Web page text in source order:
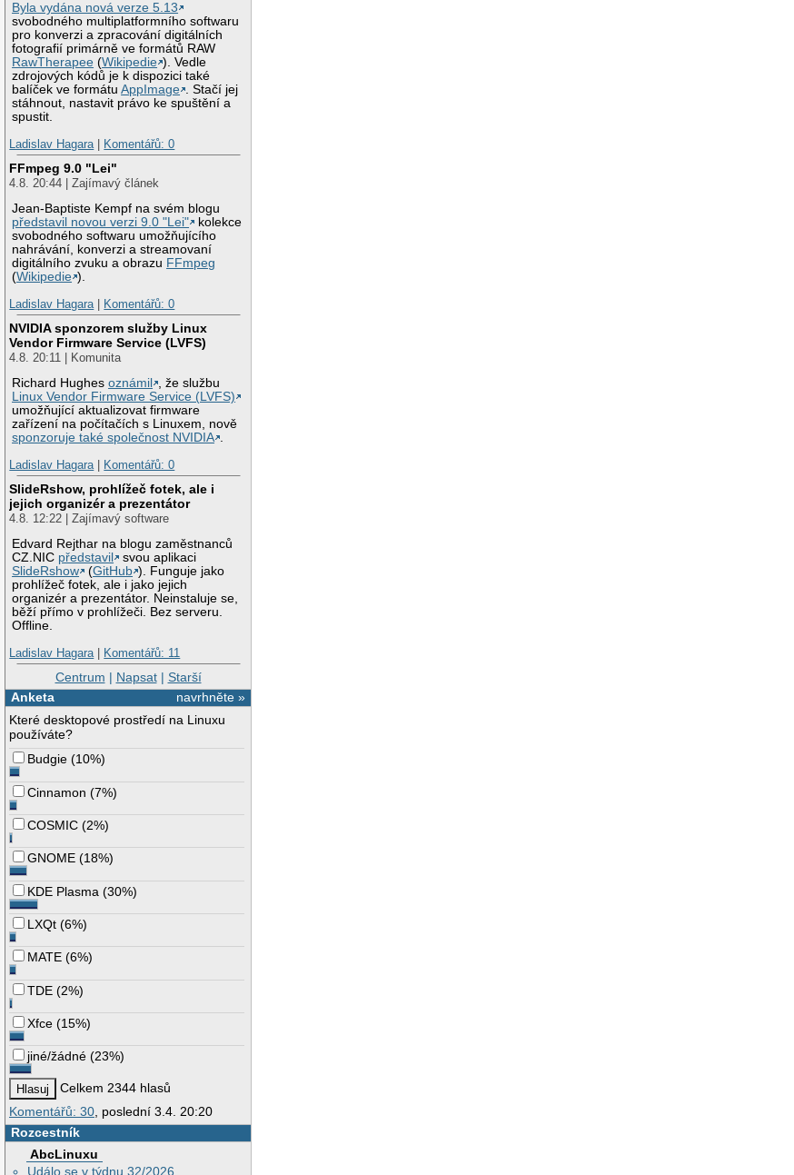
Byla vydána nová verze 5.13
svobodného multiplatformního softwaru
pro konverzi a zpracování digitálních
fotografií primárně ve formátů RAW
RawTherapee (Wikipedie ). Vedle
zdrojových kódů je k dispozici také
balíček ve formátuAppImage . Stačí jej
stáhnout, nastavit právo ke spuštění a
spustit.
Ladislav Hagara| Komentářů: 0
FFmpeg 9.0 "Lei"
4.8. 20:44 | Zajímavý článek
Jean-Baptiste Kempf na svém blogu
představil novou verzi 9.0 "Lei"
kolekce
svobodného softwaru umožňujícího
nahrávání, konverzi a streamovaní
digitálního zvuku a obrazu FFmpeg
(Wikipedie ).
Ladislav Hagara| Komentářů: 0
NVIDIA sponzorem služby Linux
Vendor Firmware Service (LVFS)
4.8. 20:11 | Komunita
Richard Hughesoznámil
, že službu
Linux Vendor Firmware Service (LVFS)
umožňující aktualizovat firmware
zařízení na počítačích s Linuxem, nově
sponzoruje také společnost NVIDIA .
Ladislav Hagara| Komentářů: 0
SlideRshow, prohlížeč fotek, ale i
jejich organizér a prezentátor
4.8. 12:22 | Zajímavý software
Edvard Rejthar na blogu zaměstnanců
CZ.NIC představil
svou aplikaci
SlideRshow
(GitHub ). Funguje jako
prohlížeč fotek, ale i jako jejich
organizér a prezentátor. Neinstaluje se,
běží přímo v prohlížeči. Bez serveru.
Offline.
Ladislav Hagara| Komentářů: 11
Centrum | Napsat| Starší
navrhněte »
Anketa
Které desktopové prostředí na Linuxu
používáte?
Budgie (10%)
Cinnamon (7%)
COSMIC (2%)
GNOME (18%)
KDE Plasma (30%)
LXQt (6%)
MATE (6%)
TDE (2%)
Xfce (15%)
jiné/žádné (23%)
Celkem 2344 hlasů
Komentářů: 30 , poslední 3.4. 20:20
Rozcestník
AbcLinuxu
Událo se v týdnu 32/2026